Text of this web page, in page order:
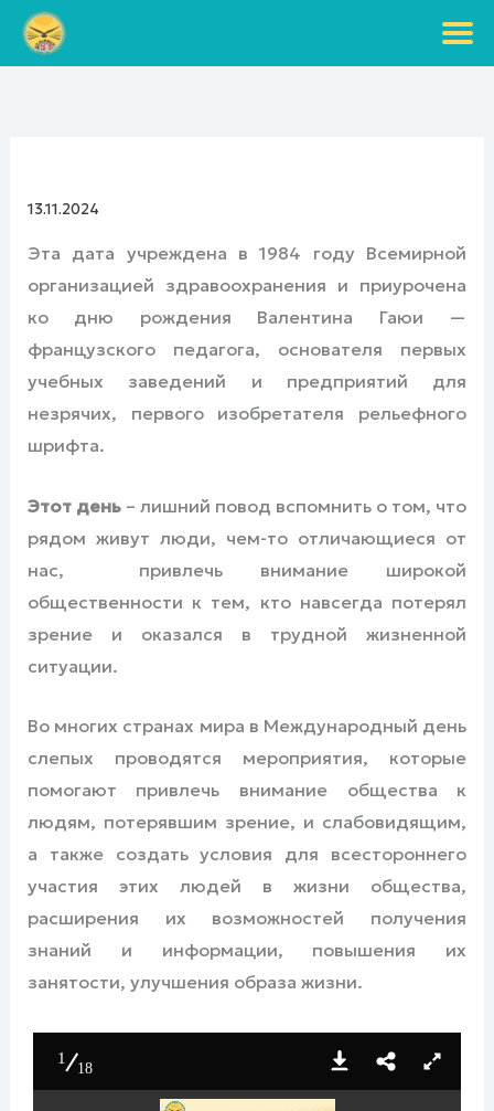
Перейти
13.11.2024
Эта дата учреждена в 1984 году Всемирной
организацией здравоохранения и приурочена
ко дню рождения Валентина Гаюи —
французского педагога, основателя первых
учебных заведений и предприятий для
незрячих, первого изобретателя рельефного
шрифта.
Этот день– лишний повод вспомнить о том, что
рядом живут люди, чем-то отличающиеся от
нас, привлечь внимание широкой
общественности к тем, кто навсегда потерял
зрение и оказался в трудной жизненной
ситуации.
Во многих странах мира в Международный день
слепых проводятся мероприятия, которые
помогают привлечь внимание общества к
людям, потерявшим зрение, и слабовидящим,
а также создать условия для всестороннего
участия этих людей в жизни общества,
расширения их возможностей получения
знаний и информации, повышения их
занятости, улучшения образа жизни.
1
18